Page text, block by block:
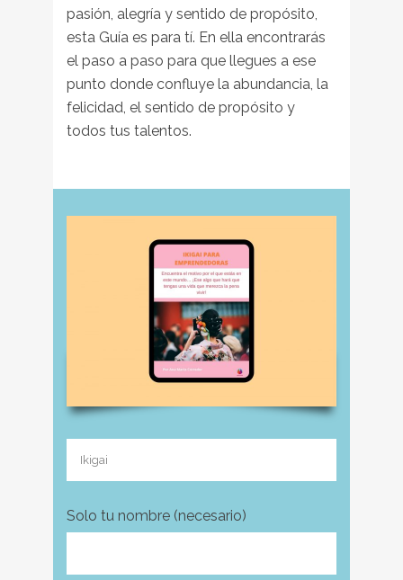
pasión, alegría y sentido de propósito,
esta Guía es para tí. En ella encontrarás
el paso a paso para que llegues a ese
punto donde confluye la abundancia, la
felicidad, el sentido de propósito y
todos tus talentos.
Solo tu nombre (necesario)